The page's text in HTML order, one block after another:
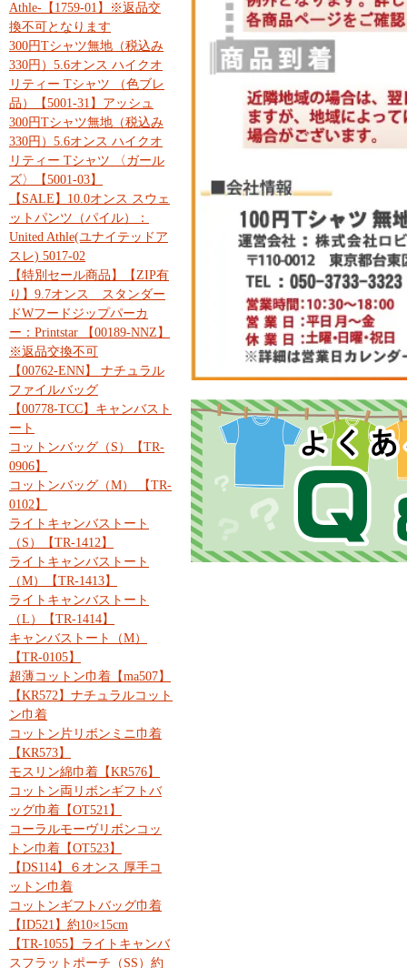
Athle-【1759-01】※返品交
換不可となります
300円Tシャツ無地（税込み
330円）5.6オンス ハイクオ
リティー Tシャツ （色ブレ
品）【5001-31】アッシュ
300円Tシャツ無地（税込み
330円）5.6オンス ハイクオ
リティー Tシャツ 〈ガール
ズ〉【5001-03】
【SALE】10.0オンス スウェ
ットパンツ（パイル）：
United Athle(ユナイテッドア
スレ) 5017-02
【特別セール商品】【ZIP有
り】9.7オンス スタンダー
ドWフードジップパーカ
ー：Printstar 【00189-NNZ】
※返品交換不可
【00762-ENN】 ナチュラル
ファイルバッグ
【00778-TCC】キャンバスト
ート
コットンバッグ（S）【TR-
0906】
コットンバッグ（M） 【TR-
0102】
ライトキャンバストート
（S）【TR-1412】
ライトキャンバストート
（M）【TR-1413】
ライトキャンバストート
（L）【TR-1414】
キャンバストート（M）
【TR-0105】
超薄コットン巾着【ma507】
【KR572】ナチュラルコット
ン巾着
コットン片リボンミニ巾着
【KR573】
モスリン綿巾着【KR576】
コットン両リボンギフトバ
ッグ巾着【OT521】
コーラルモーヴリボンコッ
トン巾着【OT523】
【DS114】６オンス 厚手コ
ットン巾着
コットンギフトバッグ巾着
【ID521】約10×15cm
【TR-1055】ライトキャンバ
スフラットポーチ（SS）約